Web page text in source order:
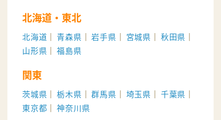
北海道・東北
北海道 青森県 岩手県 宮城県
秋田県
山形県
福島県
関東
茨城県 栃木県 群馬県 埼玉県
千葉県
東京都
神奈川県